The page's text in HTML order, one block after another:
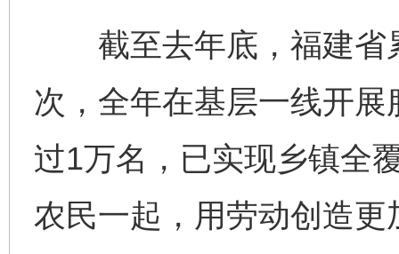
截至去年底，福建省
次，全年在基层一线开
过1万名，已实现乡镇全
农民一起，用劳动创造更